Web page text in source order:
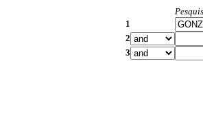
1
2
3